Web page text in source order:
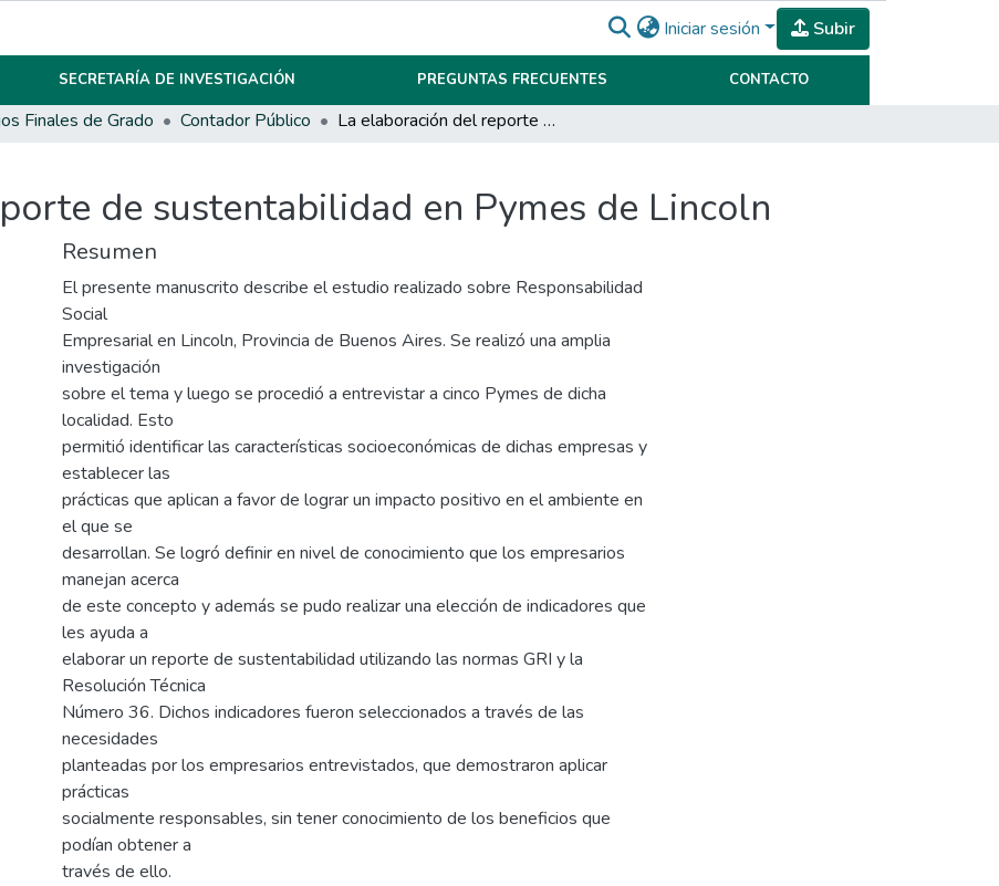
Iniciar sesión Subir
SECRETARÍA DE INVESTIGACIÓN PREGUNTAS FRECUENTES CONTACTO
Finales de Grado Contador Público La elaboración del reporte de sustentabilidad en Pymes de Lincoln
de sustentabilidad en Pymes de Lincoln
Resumen
El presente manuscrito describe el estudio realizado sobre Responsabilidad
Social
Empresarial en Lincoln, Provincia de Buenos Aires. Se realizó una amplia
investigación
sobre el tema y luego se procedió a entrevistar a cinco Pymes de dicha
localidad. Esto
permitió identificar las características socioeconómicas de dichas empresas y
establecer las
prácticas que aplican a favor de lograr un impacto positivo en el ambiente en
el que se
desarrollan. Se logró definir en nivel de conocimiento que los empresarios
manejan acerca
de este concepto y además se pudo realizar una elección de indicadores que
les ayuda a
elaborar un reporte de sustentabilidad utilizando las normas GRI y la
Resolución Técnica
Número 36. Dichos indicadores fueron seleccionados a través de las
necesidades
planteadas por los empresarios entrevistados, que demostraron aplicar
prácticas
socialmente responsables, sin tener conocimiento de los beneficios que
podían obtener a
través de ello.